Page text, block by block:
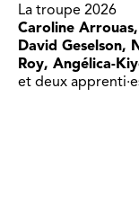
La troupe 2026
Caroline
David Geselson,
Roy, Angélica-
et deux